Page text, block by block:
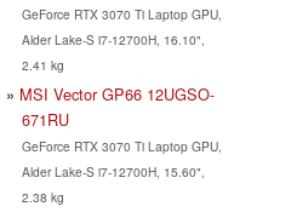
GeForce RTX 3070 Ti Laptop GPU,
Alder Lake-S i7-12700H, 16.10",
2.41 kg
MSI Vector GP66 12UGSO-
671RU
GeForce RTX 3070 Ti Laptop GPU,
Alder Lake-S i7-12700H, 15.60",
2.38 kg